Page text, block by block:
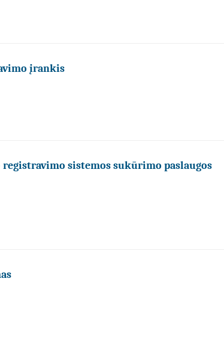
įrankis
sistemos sukūrimo paslaugos